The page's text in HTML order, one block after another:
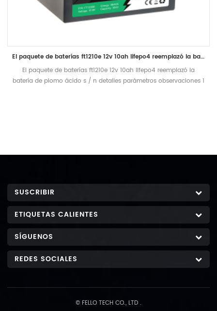
El paquete de baterías ft1210e 12v 10ah lifepo4 reemplazó la batería de plomo ácido
El paquete de baterías ft1210e 12v 10ah lifepo4 reemplazó la
batería de plomo ácido s / n detalles parámetros observaciones 1
recomendado (para uso en espera) 13.8 ± 0.1v 4 descarga
voltaje de corte de descarga 2v 5 ciclo de vida ≥ 2000 ciclos
0.2c 100% dod 6 temperatura de operacion distancia cargar ： 0
~ 45 ℃ 60 ± 25% r.h. celda desnuda descarga ： -20 ~ 60 ℃ 7
temperatura de almacenamiento distancia 0 ~ 35 ℃ 60 ± 25% r.h.
en el estado de envío 8 peso aprox. 1.65k sol 9 tamaño 77 x 170 x
SUSCRIBIR
ETIQUETAS CALIENTES
SÍGUENOS
REDES SOCIALES
© FELLO TECH CO., LTD .